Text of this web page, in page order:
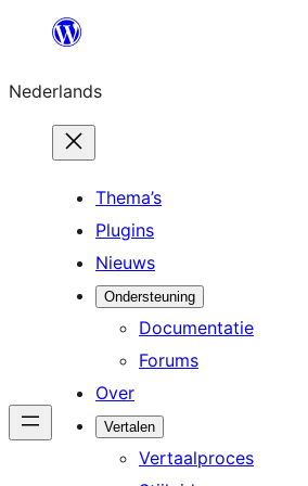
de
inhoud
Nederlands
Thema’s
Plugins
Nieuws
Ondersteuning
Documentatie
Forums
Over
Vertalen
Vertaalproces